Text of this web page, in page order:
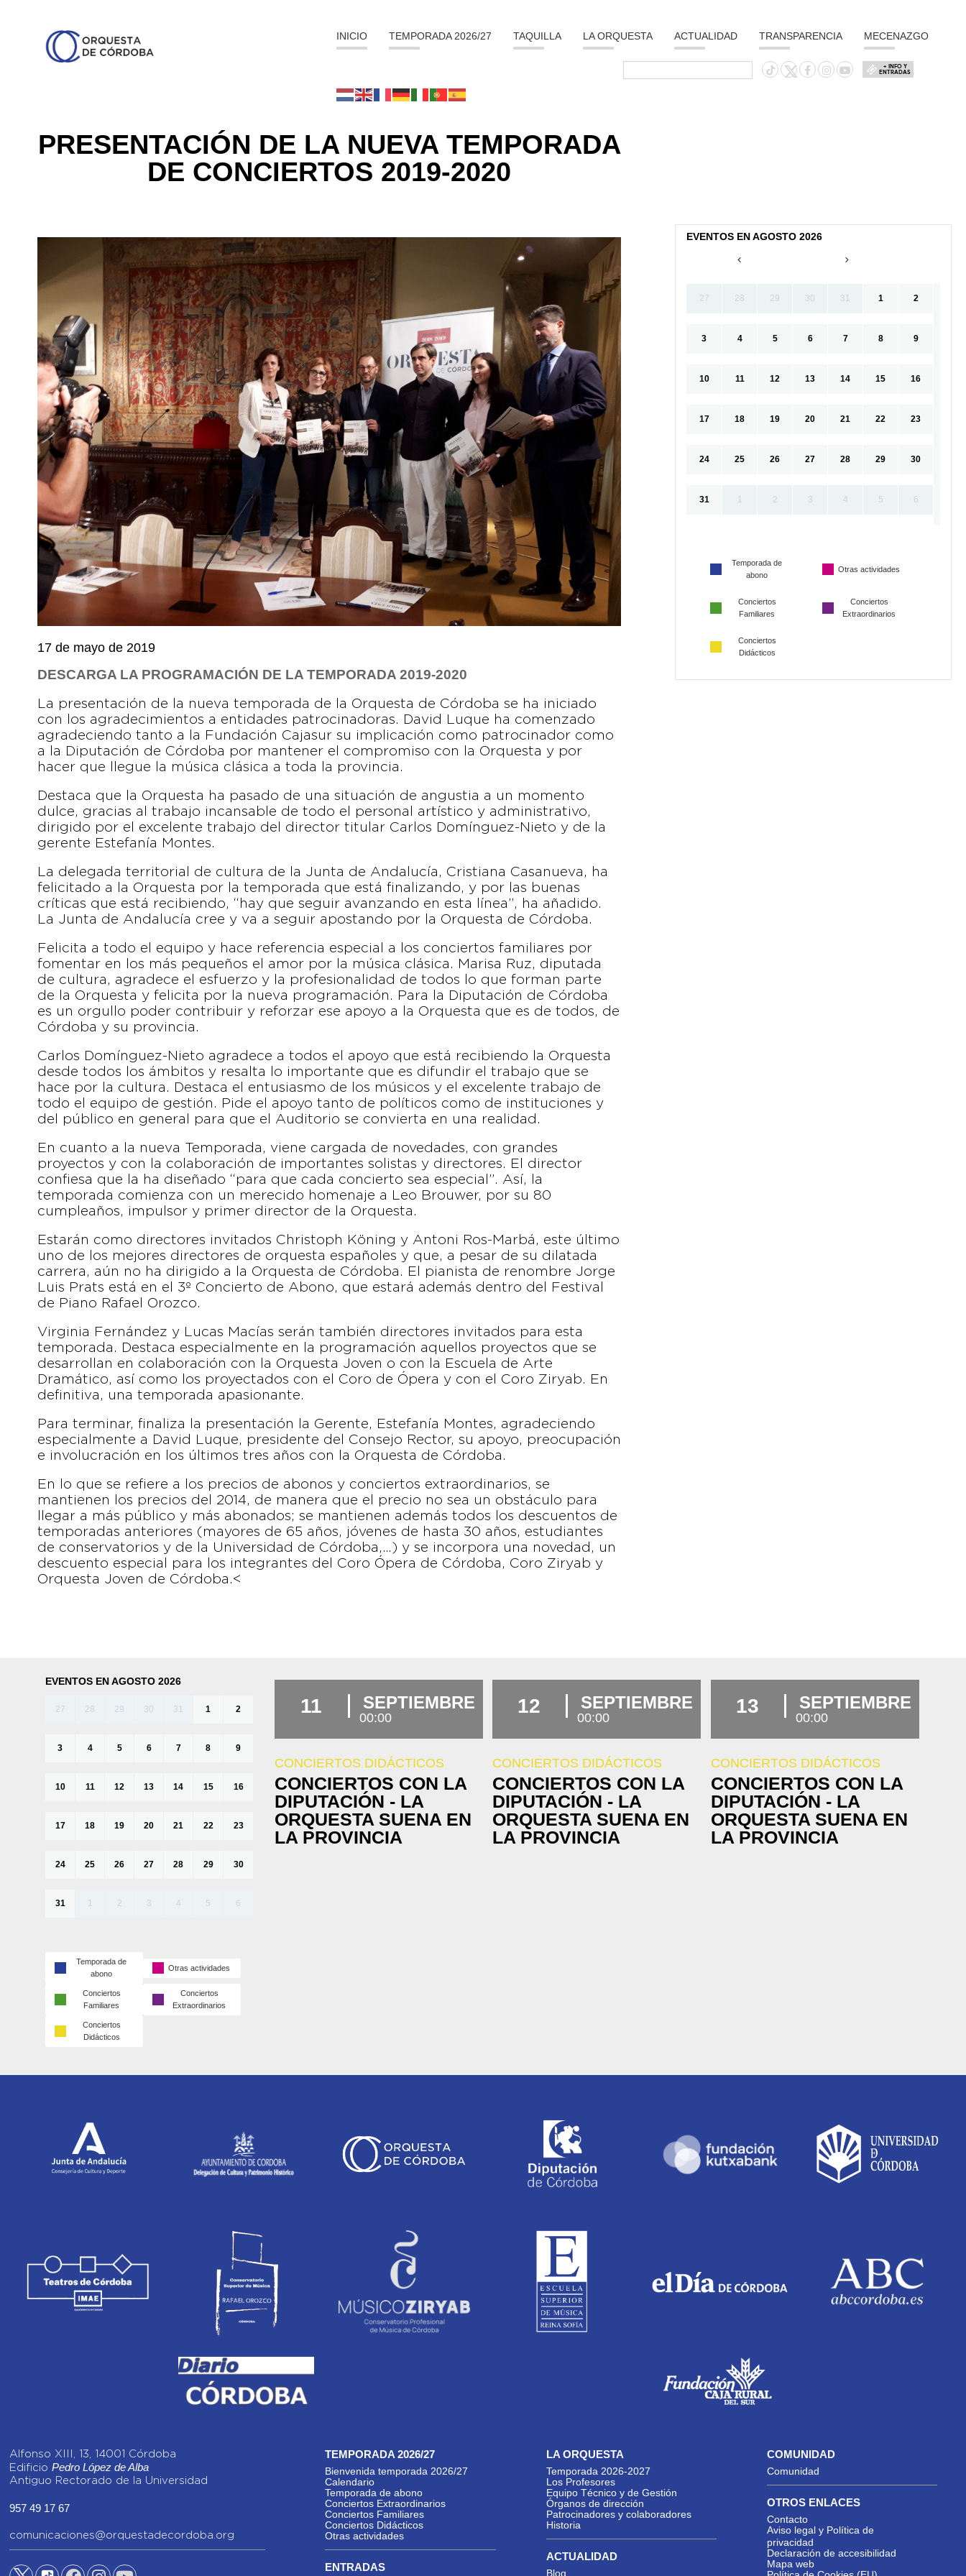
INICIO TEMPORADA 2026/27 TAQUILLA LA ORQUESTA ACTUALIDAD TRANSPARENCIA MECENAZGO
+ INFO Y
ENTRADAS
PRESENTACIÓN DE LA NUEVA TEMPORADA
DE CONCIERTOS 2019-2020
17 de mayo de 2019
DESCARGA LA PROGRAMACIÓN DE LA TEMPORADA 2019-2020
La presentación de la nueva temporada de la Orquesta de Córdoba se ha iniciado
con los agradecimientos a entidades patrocinadoras. David Luque ha comenzado
agradeciendo tanto a la Fundación Cajasur su implicación como patrocinador como
a la Diputación de Córdoba por mantener el compromiso con la Orquesta y por
hacer que llegue la música clásica a toda la provincia.
Destaca que la Orquesta ha pasado de una situación de angustia a un momento
dulce, gracias al trabajo incansable de todo el personal artístico y administrativo,
dirigido por el excelente trabajo del director titular Carlos Domínguez-Nieto y de la
gerente Estefanía Montes.
La delegada territorial de cultura de la Junta de Andalucía, Cristiana Casanueva, ha
felicitado a la Orquesta por la temporada que está finalizando, y por las buenas
críticas que está recibiendo, “hay que seguir avanzando en esta línea”, ha añadido.
La Junta de Andalucía cree y va a seguir apostando por la Orquesta de Córdoba.
Felicita a todo el equipo y hace referencia especial a los conciertos familiares por
fomentar en los más pequeños el amor por la música clásica. Marisa Ruz, diputada
de cultura, agradece el esfuerzo y la profesionalidad de todos lo que forman parte
de la Orquesta y felicita por la nueva programación. Para la Diputación de Córdoba
es un orgullo poder contribuir y reforzar ese apoyo a la Orquesta que es de todos, de
Córdoba y su provincia.
Carlos Domínguez-Nieto agradece a todos el apoyo que está recibiendo la Orquesta
desde todos los ámbitos y resalta lo importante que es difundir el trabajo que se
hace por la cultura. Destaca el entusiasmo de los músicos y el excelente trabajo de
todo el equipo de gestión. Pide el apoyo tanto de políticos como de instituciones y
del público en general para que el Auditorio se convierta en una realidad.
En cuanto a la nueva Temporada, viene cargada de novedades, con grandes
proyectos y con la colaboración de importantes solistas y directores. El director
confiesa que la ha diseñado “para que cada concierto sea especial”. Así, la
temporada comienza con un merecido homenaje a Leo Brouwer, por su 80
cumpleaños, impulsor y primer director de la Orquesta.
Estarán como directores invitados Christoph Köning y Antoni Ros-Marbá, este último
uno de los mejores directores de orquesta españoles y que, a pesar de su dilatada
carrera, aún no ha dirigido a la Orquesta de Córdoba. El pianista de renombre Jorge
Luis Prats está en el 3º Concierto de Abono, que estará además dentro del Festival
de Piano Rafael Orozco.
Virginia Fernández y Lucas Macías serán también directores invitados para esta
temporada. Destaca especialmente en la programación aquellos proyectos que se
desarrollan en colaboración con la Orquesta Joven o con la Escuela de Arte
Dramático, así como los proyectados con el Coro de Ópera y con el Coro Ziryab. En
definitiva, una temporada apasionante.
Para terminar, finaliza la presentación la Gerente, Estefanía Montes, agradeciendo
especialmente a David Luque, presidente del Consejo Rector, su apoyo, preocupación
e involucración en los últimos tres años con la Orquesta de Córdoba.
En lo que se refiere a los precios de abonos y conciertos extraordinarios, se
mantienen los precios del 2014, de manera que el precio no sea un obstáculo para
llegar a más público y más abonados; se mantienen además todos los descuentos de
temporadas anteriores (mayores de 65 años, jóvenes de hasta 30 años, estudiantes
de conservatorios y de la Universidad de Córdoba,…) y se incorpora una novedad, un
descuento especial para los integrantes del Coro Ópera de Córdoba, Coro Ziryab y
Orquesta Joven de Córdoba.<
EVENTOS EN AGOSTO 2026
27 28 29 30 31 1 2
3 4 5 6 7 8 9
10 11 12 13 14 15 16
17 18 19 20 21 22 23
24 25 26 27 28 29 30
31 1 2 3 4 5 6
Temporada de
abono
Otras actividades
Conciertos
Familiares
Conciertos
Extraordinarios
Conciertos
Didácticos
EVENTOS EN AGOSTO 2026
27 28 29 30 31 1 2
3 4 5 6 7 8 9
10 11 12 13 14 15 16
17 18 19 20 21 22 23
24 25 26 27 28 29 30
31 1 2 3 4 5 6
Temporada de
abono
Otras actividades
Conciertos
Familiares
Conciertos
Extraordinarios
Conciertos
Didácticos
11 SEPTIEMBRE
00:00
CONCIERTOS DIDÁCTICOS
CONCIERTOS CON LA
DIPUTACIÓN - LA
ORQUESTA SUENA EN
LA PROVINCIA
12 SEPTIEMBRE
00:00
CONCIERTOS DIDÁCTICOS
CONCIERTOS CON LA
DIPUTACIÓN - LA
ORQUESTA SUENA EN
LA PROVINCIA
13 SEPTIEMBRE
00:00
CONCIERTOS DIDÁCTICOS
CONCIERTOS CON LA
DIPUTACIÓN - LA
ORQUESTA SUENA EN
LA PROVINCIA
Alfonso XIII, 13, 14001 Córdoba
EdificioPedro López de Alba
Antiguo Rectorado de la Universidad
957 49 17 67
comunicaciones@orquestadecordoba.org
TEMPORADA 2026/27
Bienvenida temporada 2026/27
Calendario
Temporada de abono
Conciertos Extraordinarios
Conciertos Familiares
Conciertos Didácticos
Otras actividades
ENTRADAS
LA ORQUESTA
Temporada 2026-2027
Los Profesores
Equipo Técnico y de Gestión
Órganos de dirección
Patrocinadores y colaboradores
Historia
ACTUALIDAD
Blog
COMUNIDAD
Comunidad
OTROS ENLACES
Contacto
Aviso legal y Política de
privacidad
Declaración de accesibilidad
Mapa web